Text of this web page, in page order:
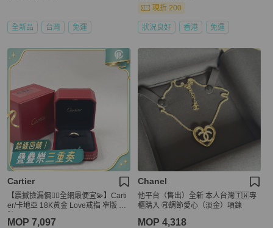
全新品 台灣 免運
現折 200
狀況良好 香港 免運
Cartier
【震撼撿漏價👍🏻全網最便宜💫】Carti
er/卡地亞 18K黃金 Love戒指 窄版 圈
MOP 7,097
Chanel
他平台（售出）全新 本人台灣🇹🇼專
櫃購入 🉑調節愛心（淡金）項鍊
MOP 4,318